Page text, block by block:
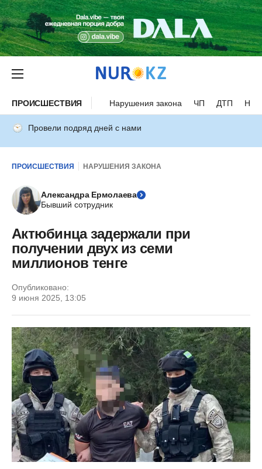
ПРОИСШЕСТВИЯ Нарушения закона ЧП ДТП
Провели подряд дней с нами
ПРОИСШЕСТВИЯ НАРУШЕНИЯ ЗАКОНА
Александра Ермолаева
Бывший сотрудник
Актюбинца задержали при
получении двух из семи
миллионов тенге
Опубликовано:
9 июня 2025, 13:05